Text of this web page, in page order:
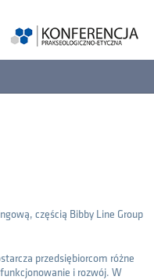
częścią Bibby Line Group
przedsiębiorcom różne
i rozwój. W